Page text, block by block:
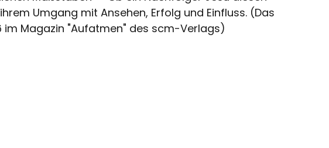
Umgang mit Ansehen, Erfolg und Einfluss. (Das
im Magazin "Aufatmen" des scm-Verlags)